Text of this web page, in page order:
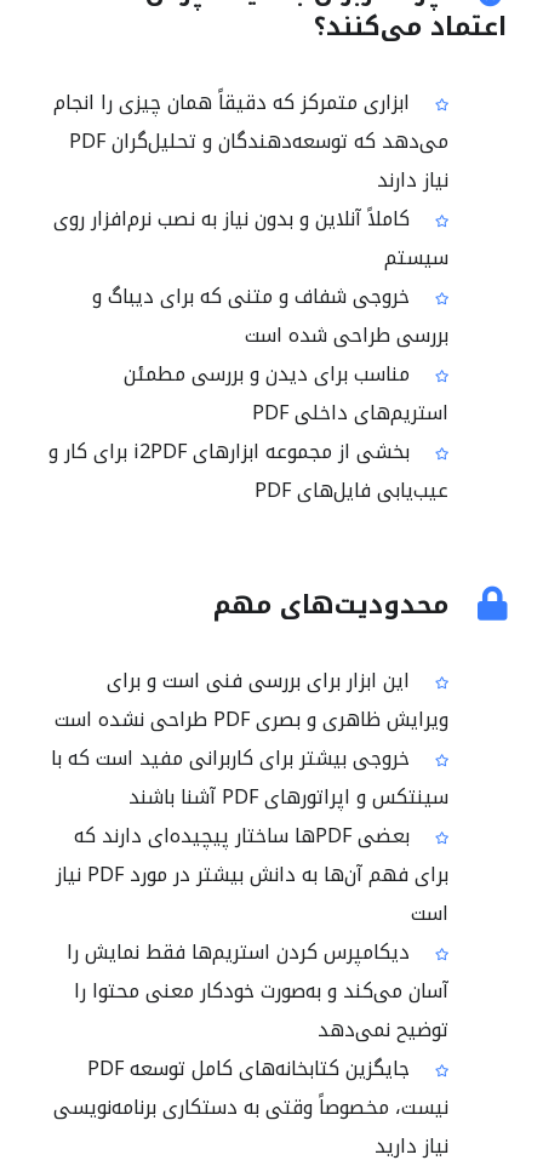
اعتماد می‌کنند؟
ابزاری متمرکز که دقیقاً همان چیزی را انجام
می‌دهد که توسعه‌دهندگان و تحلیل‌گران PDF
نیاز دارند
کاملاً آنلاین و بدون نیاز به نصب نرم‌افزار روی
سیستم
خروجی شفاف و متنی که برای دیباگ و
بررسی طراحی شده است
مناسب برای دیدن و بررسی مطمئن
استریم‌های داخلی PDF
بخشی از مجموعه ابزارهای i2PDF برای کار و
عیب‌یابی فایل‌های PDF
محدودیت‌های مهم
این ابزار برای بررسی فنی است و برای
ویرایش ظاهری و بصری PDF طراحی نشده است
خروجی بیشتر برای کاربرانی مفید است که با
سینتکس و اپراتورهای PDF آشنا باشند
بعضی PDFها ساختار پیچیده‌ای دارند که
برای فهم آن‌ها به دانش بیشتر در مورد PDF نیاز
است
دیکامپرس کردن استریم‌ها فقط نمایش را
آسان می‌کند و به‌صورت خودکار معنی محتوا را
توضیح نمی‌دهد
جایگزین کتابخانه‌های کامل توسعه PDF
نیست، مخصوصاً وقتی به دستکاری برنامه‌نویسی
نیاز دارید